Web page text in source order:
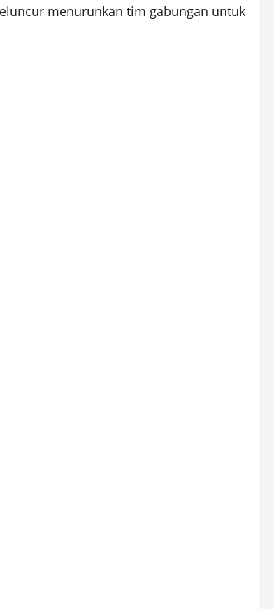
menurunkan tim gabungan untuk